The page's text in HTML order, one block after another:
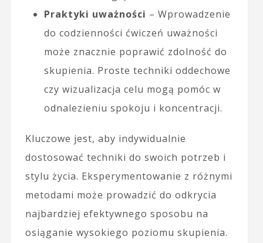
Praktyki uważności – Wprowadzenie
do codzienności ćwiczeń uważności
może znacznie poprawić zdolność do
skupienia. Proste techniki oddechowe
czy wizualizacja celu mogą pomóc w
odnalezieniu spokoju i koncentracji.
Kluczowe jest, aby indywidualnie
dostosować techniki do swoich potrzeb i
stylu życia. Eksperymentowanie z różnymi
metodami może prowadzić do odkrycia
najbardziej efektywnego sposobu na
osiąganie wysokiego poziomu skupienia.